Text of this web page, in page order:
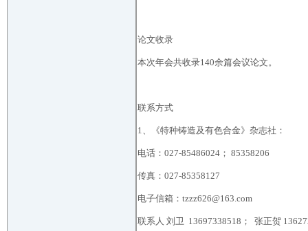
论文收录
本次年会共收录140余篇会议论文。
联系方式
1、《特种铸造及有色合金》杂志社：
电话：027-85486024； 85358206
传真：027-85358127
电子信箱：tzzz626@163.com
联系人 刘卫 13697338518； 张正贺